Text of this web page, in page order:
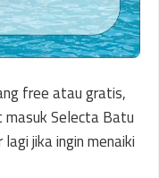
free atau gratis,
masuk Selecta Batu
jika ingin menaiki